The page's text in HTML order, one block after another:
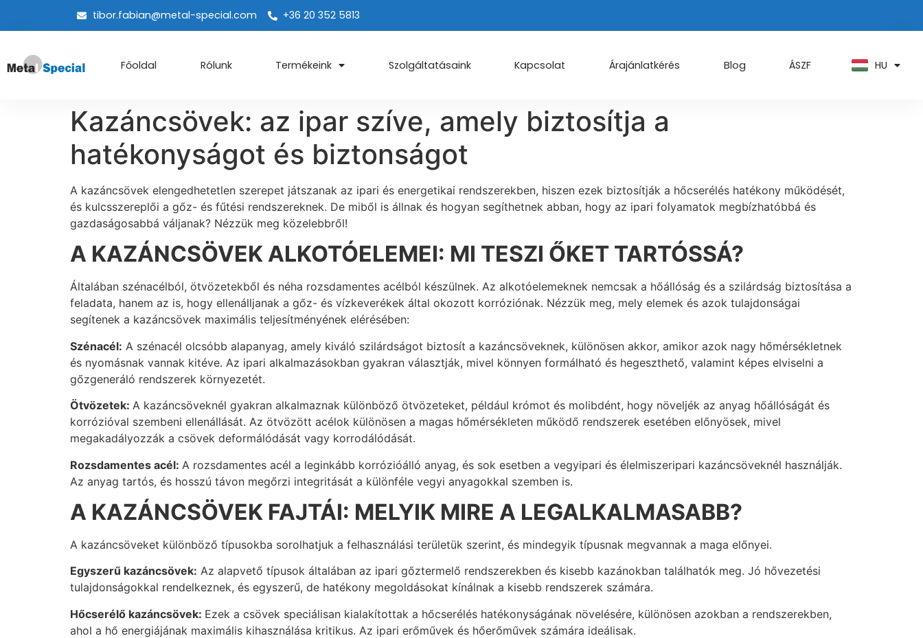
tibor.fabian@metal-special.com +36 20 352 5813
Főoldal Rólunk Termékeink Szolgáltatásaink Kapcsolat Árajánlatkérés Blog ÁSZF HU
AR
Kazáncsövek: az ipar szíve, amely biztosítja a
hatékonyságot és biztonságot
A kazáncsövek elengedhetetlen szerepet játszanak az ipari és energetikai rendszerekben, hiszen ezek biztosítják a hőcserélés hatékony működését,
és kulcsszereplői a gőz- és fűtési rendszereknek. De miből is állnak és hogyan segíthetnek abban, hogy az ipari folyamatok megbízhatóbbá és
gazdaságosabbá váljanak? Nézzük meg közelebbről!
A KAZÁNCSÖVEK ALKOTÓELEMEI: MI TESZI ŐKET TARTÓSSÁ?
Általában szénacélból, ötvözetekből és néha rozsdamentes acélból készülnek. Az alkotóelemeknek nemcsak a hőállóság és a szilárdság biztosítása a
feladata, hanem az is, hogy ellenálljanak a gőz- és vízkeverékek által okozott korróziónak. Nézzük meg, mely elemek és azok tulajdonságai
segítenek a kazáncsövek maximális teljesítményének elérésében:
Szénacél: A szénacél olcsóbb alapanyag, amely kiváló szilárdságot biztosít a kazáncsöveknek, különösen akkor, amikor azok nagy hőmérsékletnek
és nyomásnak vannak kitéve. Az ipari alkalmazásokban gyakran választják, mivel könnyen formálható és hegeszthető, valamint képes elviselni a
gőzgeneráló rendszerek környezetét.
Ötvözetek: A kazáncsöveknél gyakran alkalmaznak különböző ötvözeteket, például krómot és molibdént, hogy növeljék az anyag hőállóságát és
korrózióval szembeni ellenállását. Az ötvözött acélok különösen a magas hőmérsékleten működő rendszerek esetében előnyösek, mivel
megakadályozzák a csövek deformálódását vagy korrodálódását.
Rozsdamentes acél: A rozsdamentes acél a leginkább korrózióálló anyag, és sok esetben a vegyipari és élelmiszeripari kazáncsöveknél használják.
Az anyag tartós, és hosszú távon megőrzi integritását a különféle vegyi anyagokkal szemben is.
A KAZÁNCSÖVEK FAJTÁI: MELYIK MIRE A LEGALKALMASABB?
A kazáncsöveket különböző típusokba sorolhatjuk a felhasználási területük szerint, és mindegyik típusnak megvannak a maga előnyei.
Egyszerű kazáncsövek: Az alapvető típusok általában az ipari gőztermelő rendszerekben és kisebb kazánokban találhatók meg. Jó hővezetési
tulajdonságokkal rendelkeznek, és egyszerű, de hatékony megoldásokat kínálnak a kisebb rendszerek számára.
Hőcserélő kazáncsövek: Ezek a csövek speciálisan kialakítottak a hőcserélés hatékonyságának növelésére, különösen azokban a rendszerekben,
ahol a hő energiájának maximális kihasználása kritikus. Az ipari erőművek és hőerőművek számára ideálisak.